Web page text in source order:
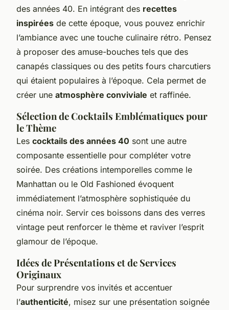
des années 40. En intégrant des recettes
inspirées de cette époque, vous pouvez enrichir
l’ambiance avec une touche culinaire rétro. Pensez
à proposer des amuse-bouches tels que des
canapés classiques ou des petits fours charcutiers
qui étaient populaires à l’époque. Cela permet de
créer une atmosphère conviviale et raffinée.
Sélection de Cocktails Emblématiques pour
le Thème
Les cocktails des années 40 sont une autre
composante essentielle pour compléter votre
soirée. Des créations intemporelles comme le
Manhattan ou le Old Fashioned évoquent
immédiatement l’atmosphère sophistiquée du
cinéma noir. Servir ces boissons dans des verres
vintage peut renforcer le thème et raviver l’esprit
glamour de l’époque.
Idées de Présentations et de Services
Originaux
Pour surprendre vos invités et accentuer
l’authenticité, misez sur une présentation soignée